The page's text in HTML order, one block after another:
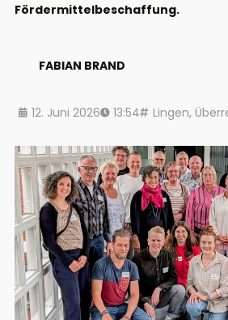
Fördermittelbeschaffung.
FABIAN BRAND
12. Juni 2026 13:54 Lingen,